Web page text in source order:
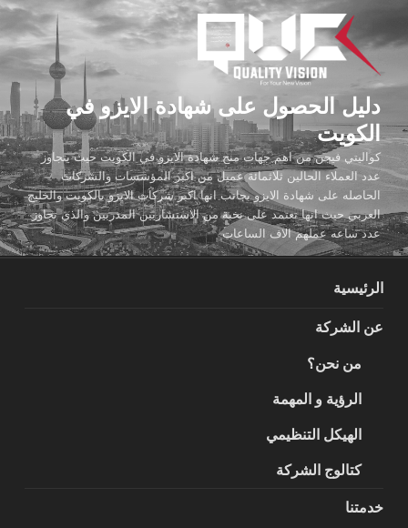
المحتوى
دليل الحصول على شهادة الايزو في
الكويت
كواليتي فيجن من اهم جهات منح شهادة الايزو في الكويت حيث يتجاوز
عدد العملاء الحالين ثلاثمائة عميل من اكبر المؤسسات والشركات
الحاصله على شهادة الايزو بجانب انها اكبر شركات الايزو بالكويت والخليج
العربي حيث انها تعتمد على نخبة من الاستشاريين المدربين والذي تجاوز
عدد ساعه عملهم الاف الساعات
الرئيسية
عن الشركة
من نحن؟
الرؤية و المهمة
الهيكل التنظيمي
كتالوج الشركة
خدمتنا